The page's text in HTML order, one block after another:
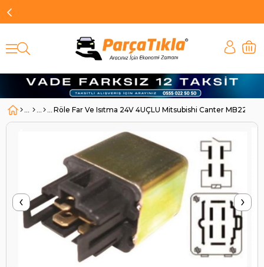
Röle Far Ve Isıtma 24V 4UÇLU Mitsubishi Canter
‹ ›